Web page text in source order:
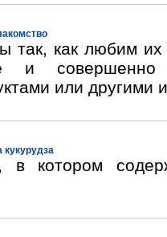
так, как любим
и
или другими
кукурудза
в котором